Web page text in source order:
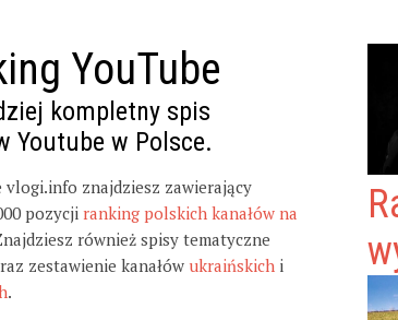
YouTube
kompletny spis
Youtube w Polsce.
vlogi.info znajdziesz zawierający
pozycji ranking polskich kanałów na
również spisy tematyczne
zestawienie kanałów ukraińskich i
.